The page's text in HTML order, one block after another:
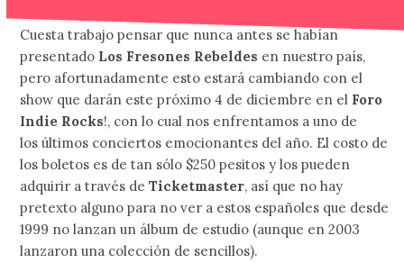
Cuesta trabajo pensar que nunca antes se habían
presentado Los Fresones Rebeldes en nuestro país,
pero afortunadamente esto estará cambiando con el
show que darán este próximo 4 de diciembre en el Foro
Indie Rocks!, con lo cual nos enfrentamos a uno de
los últimos conciertos emocionantes del año. El costo de
los boletos es de tan sólo $250 pesitos y los pueden
adquirir a través deTicketmaster, así que no hay
pretexto alguno para no ver a estos españoles que desde
1999 no lanzan un álbum de estudio (aunque en 2003
lanzaron una colección de sencillos).